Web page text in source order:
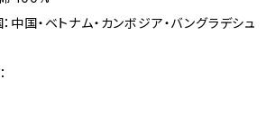
中国・ベトナム・カンボジア・バングラデシュ